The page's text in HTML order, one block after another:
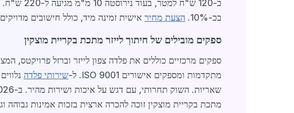
כ-120 ש"ח למטר, בעוד נירוסטה 10 מ"מ מגיעה ל-220 ש"ח. השוואה לערים סמוכות מראה מחירים תחרותיים: זולים יותר מ-
בכ-10%.
הצעת מחיר אישית זמינה מיד, כולל חישובים מדויקים. מינימום הזמנה הוא 500 ש"ח,
ספקים מובילים של חיתוך לייזר מתכת בקריית מוצקין
מתקדמות ומספקים אישורים ISO 9001. ל-
שירותי פלדה
מתכת בקריית מוצקין זוכה להכרה ארצית בזכות אמינות גבוהה